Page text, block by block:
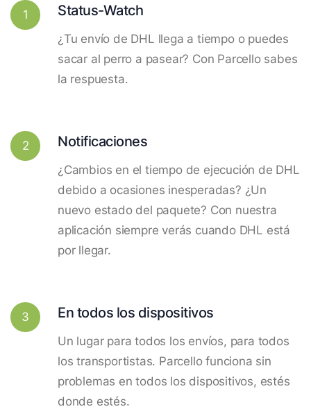
1 Status-Watch
¿Tu envío de DHL llega a tiempo o puedes
sacar al perro a pasear? Con Parcello sabes
la respuesta.
2 Notificaciones
¿Cambios en el tiempo de ejecución de DHL
debido a ocasiones inesperadas? ¿Un
nuevo estado del paquete? Con nuestra
aplicación siempre verás cuando DHL está
por llegar.
3 En todos los dispositivos
Un lugar para todos los envíos, para todos
los transportistas. Parcello funciona sin
problemas en todos los dispositivos, estés
donde estés.